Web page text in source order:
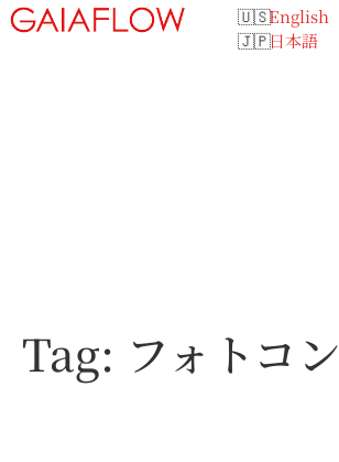
English
日本語
Tag: フォトコン